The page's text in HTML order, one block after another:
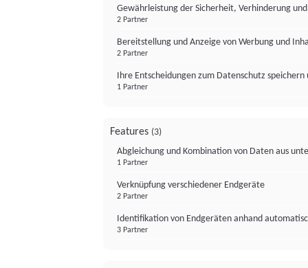
Gewährleistung der Sicherheit, Verhinderung
2 Partner
Bereitstellung und Anzeige von Werbung und
2 Partner
Ihre Entscheidungen zum Datenschutz
1 Partner
Features (3)
Abgleichung und Kombination von Daten aus
1 Partner
Verknüpfung verschiedener Endgeräte
2 Partner
Identifikation von Endgeräten anhand
3 Partner